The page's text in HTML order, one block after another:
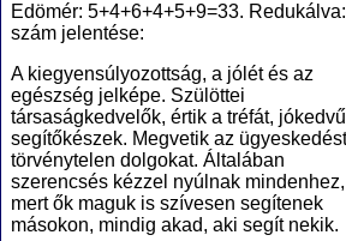
Edömér: 5+4+6+4+5+9=33. Redukálva:
szám jelentése:
A kiegyensúlyozottság, a jólét és az
egészség jelképe. Szülöttei
társaságkedvelők, értik a tréfát,
segítőkészek. Megvetik az
törvénytelen dolgokat. Általában
szerencsés kézzel nyúlnak
mert ők maguk is szívesen segítenek
másokon, mindig akad, aki segít nekik.